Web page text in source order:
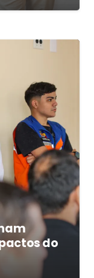
do